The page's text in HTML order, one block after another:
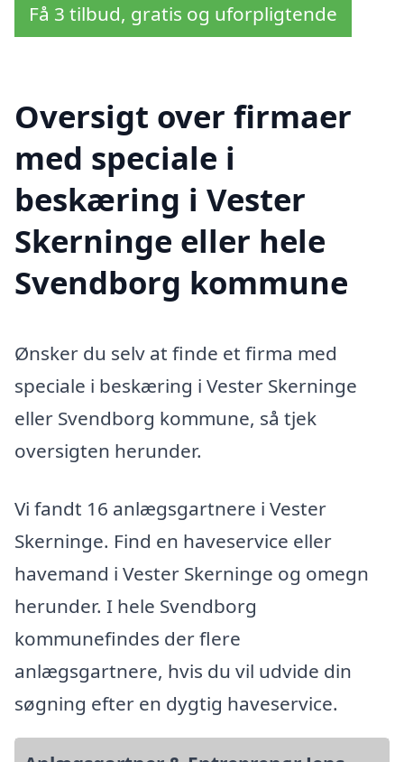
Få 3 tilbud, gratis og uforpligtende
Oversigt over firmaer
med speciale i
beskæring i Vester
Skerninge eller hele
Svendborg kommune
Ønsker du selv at finde et firma med
speciale i beskæring i Vester Skerninge
eller Svendborg kommune, så tjek
oversigten herunder.
Vi fandt 16 anlægsgartnere i Vester
Skerninge. Find en haveservice eller
havemand i Vester Skerninge og omegn
herunder. I hele Svendborg
kommunefindes der flere
anlægsgartnere, hvis du vil udvide din
søgning efter en dygtig haveservice.